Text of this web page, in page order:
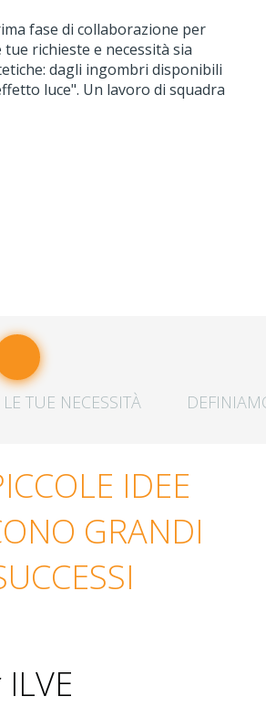
fase di collaborazione per
richieste e necessità sia
dagli ingombri disponibili
luce". Un lavoro di squadra
TUE NECESSITÀ
IDEE
GRANDI